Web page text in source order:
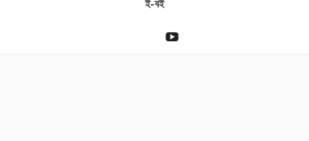
ই-বই
YouTube